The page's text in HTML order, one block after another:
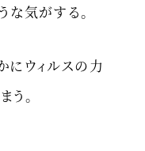
な気がする。
にウィルスの力
う。